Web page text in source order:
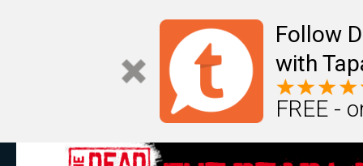
Follow
with
FREE -